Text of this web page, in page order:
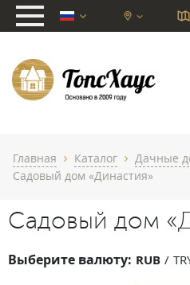
chevron_down
Главная chevron_right Каталог chevron_right Дачные
Садовый дом «Династия»
Садовый дом
Выберите валюту: RUB